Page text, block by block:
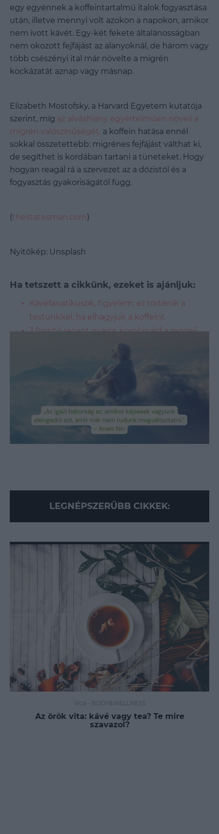
egy egyénnek a koffeintartalmú italok fogyasztása
után, illetve mennyi volt azokon a napokon, amikor
nem ivott kávét. Egy-két fekete általánosságban
nem okozott fejfájást az alanyoknál, de három vagy
több csészényi ital már növelte a migrén
kockázatát aznap vagy másnap.
Elizabeth Mostofsky, a Harvard Egyetem kutatója
szerint, míg az alváshiány egyértelműen növeli a
migrén valószínűségét, a koffein hatása ennél
sokkal összetettebb: migrénes fejfájást válthat ki,
de segíthet is kordában tartani a tüneteket. Hogy
hogyan reagál rá a szervezet az a dózistól és a
fogyasztás gyakoriságától függ.
(thestatesman.com)
Nyitókép: Unsplash
Ha tetszett a cikkünk, ezeket is ajánljuk:
Kávéfanatikusok, figyelem: ez történik a
testünkkel, ha elhagyjuk a koffeint
3 frissítő recept nyárra: kombináld a reggeli
kávéd és a frissítő smoothie-d
a reggeli kávé helyett!
LEGNÉPSZERŰBB CIKKEK:
Vica - BODY&WELLNESS
Az örök vita: kávé vagy tea? Te mire
szavazol?